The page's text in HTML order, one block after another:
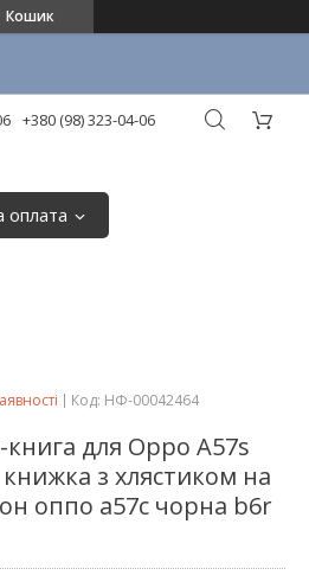
Кошик
+380 (98) 323-04-06
оплата
Код: НФ-00042464
книга для Oppo A57s
з хлястиком на
оппо а57с чорна b6r